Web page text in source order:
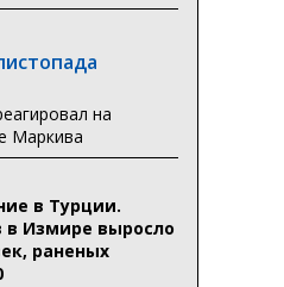
на
Маркива
в Турции.
в Измире выросло
раненых